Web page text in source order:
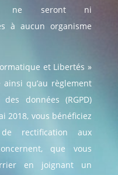
ne seront ni
à aucun organisme
et Libertés »
qu’au règlement
données (RGPD)
2018, vous bénéficiez
rectification aux
que vous
en joignant un